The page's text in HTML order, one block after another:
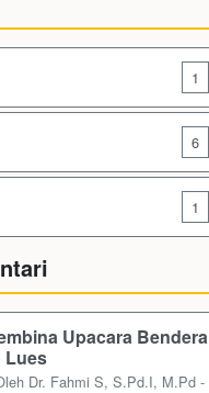
1
6
1
Upacara Bendera
Lues
Dr. Fahmi S, S.Pd.I, M.Pd -